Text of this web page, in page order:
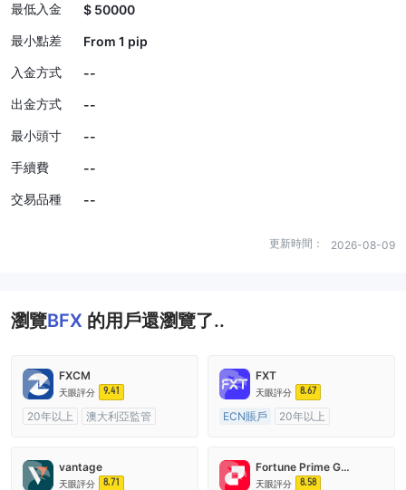
最低入金
$ 50000
最小點差
From 1 pip
入金方式
--
出金方式
--
最小頭寸
--
手續費
--
交易品種
--
更新時間： 2026-08-09
瀏覽BFX 的用戶還瀏覽了..
FXCM
天眼評分 9.41
20年以上
澳大利亞監管
FXT
天眼評分 8.67
ECN賬戶
20年以上
主標MT4
vantage
天眼評分 8.71
Fortune Prime Global
天眼評分 8.58